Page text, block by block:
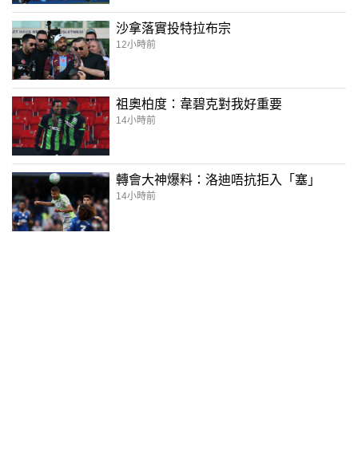
沙拿落實投特拉布宗
12小時前
祖奧柏度：韋碧克對我好重要
14小時前
轉會大神爆料：洛迪唔抗拒入「塞」
14小時前